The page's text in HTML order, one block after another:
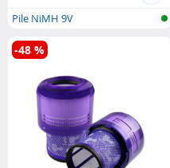
Pile NiMH 9V
-48 %